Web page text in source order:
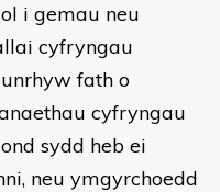
i gemau neu
cyfryngau
fath o
cyfryngau
sydd heb ei
neu ymgyrchoedd